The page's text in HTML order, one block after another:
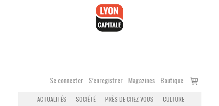
Se connecter S’enregistrer Magazines Boutique
Voir
ACTUALITÉS SOCIÉTÉ PRÈS DE CHEZ VOUS
CULTURE